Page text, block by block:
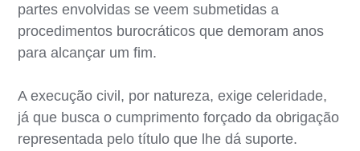
partes envolvidas se veem submetidas a
procedimentos burocráticos que demoram anos
para alcançar um fim.
A execução civil, por natureza, exige celeridade,
já que busca o cumprimento forçado da obrigação
representada pelo título que lhe dá suporte.